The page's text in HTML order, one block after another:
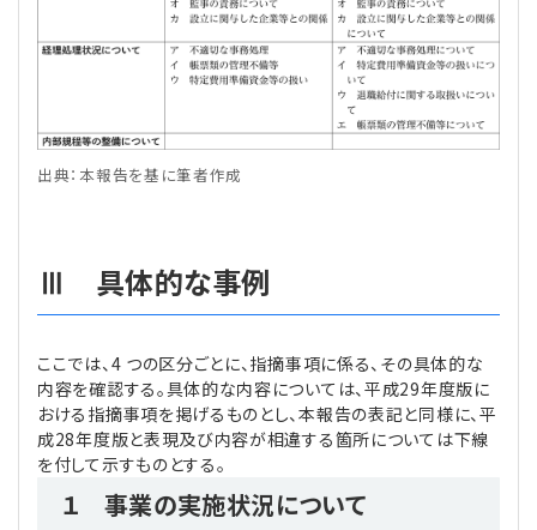
出典：本報告を基に筆者作成
Ⅲ 具体的な事例
ここでは、4 つの区分ごとに、指摘事項に係る、その具体的な
内容を確認する。具体的な内容については、平成29年度版に
おける指摘事項を掲げるものとし、本報告の表記と同様に、平
成28年度版と表現及び内容が相違する箇所については下線
を付して示すものとする。
１ 事業の実施状況について